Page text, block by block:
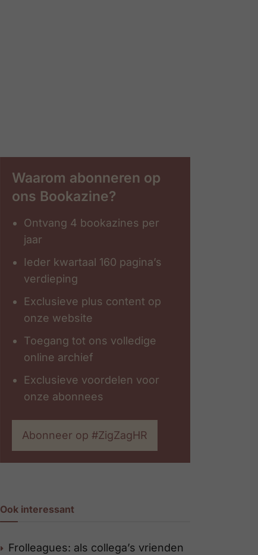
Waarom abonneren op
ons Bookazine?
Ontvang 4 bookazines per
jaar
Ieder kwartaal 160 pagina’s
verdieping
Exclusieve plus content op
onze website
Toegang tot ons volledige
online archief
Exclusieve voordelen voor
onze abonnees
Abonneer op #ZigZagHR
Ook interessant
Frolleagues: als collega’s vrienden